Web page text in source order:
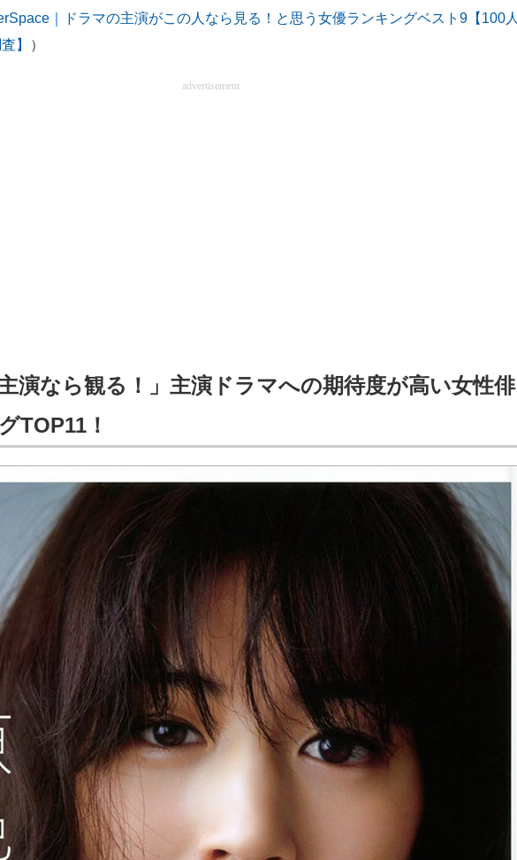
｜ドラマの主演がこの人なら見る！と思う女優ランキングベスト9【100人
】
）
advertisement
主演なら観る！」主演ドラマへの期待度が高い女性俳
TOP11！